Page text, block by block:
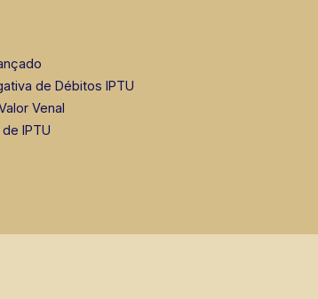
de Débitos IPTU
Venal
IPTU